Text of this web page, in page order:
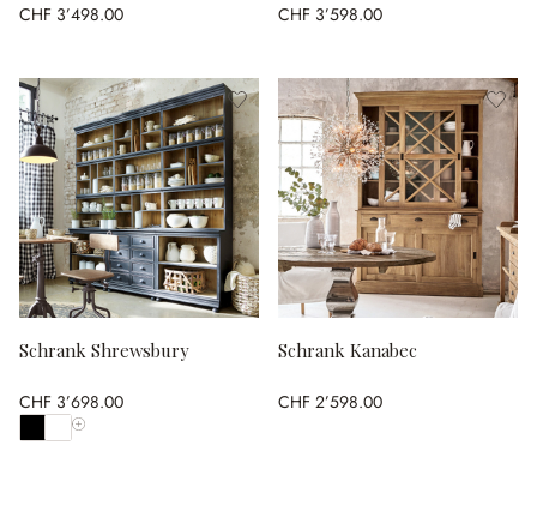
CHF 3’498.00 CHF 3’598.00
Schrank Shrewsbury
CHF 3’698.00
Alle Farben anzeigen
Schrank Kanabec
CHF 2’598.00